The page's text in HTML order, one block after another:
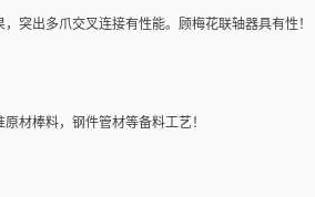
突出多爪交叉连接有性能。顾梅花联轴器具有性！
材棒料，钢件管材等备料工艺！